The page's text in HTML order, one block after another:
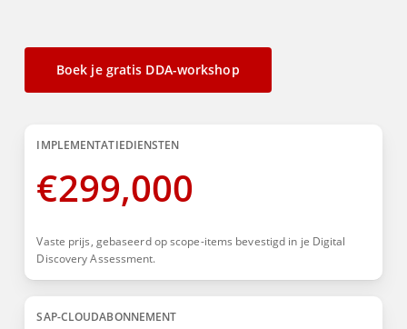
Boek je gratis DDA-workshop
IMPLEMENTATIEDIENSTEN
€299,000
Vaste prijs, gebaseerd op scope-items bevestigd in je Digital
Discovery Assessment.
SAP-CLOUDABONNEMENT